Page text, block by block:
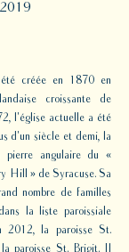
et de mise
été créée en 1870 en
croissante de
l'église actuelle a été
d'un siècle et demi, la
pierre angulaire du «
Hill » de Syracuse. Sa
nombre de familles
la liste paroissiale
2012, la paroisse St.
paroisse St. Brigit. Il